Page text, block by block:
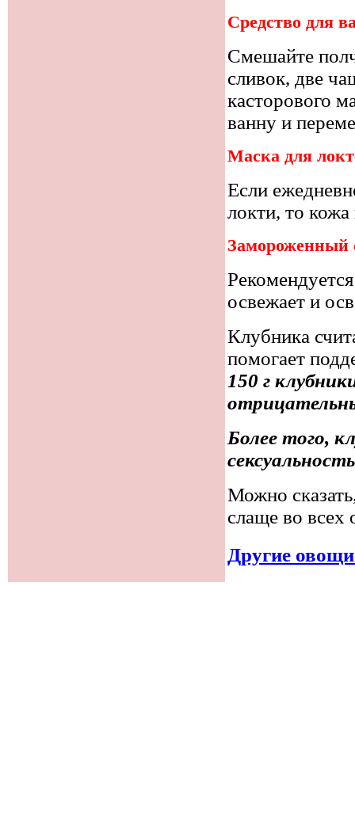
Средство для
Смешайте
сливок, две
касторового
ванну и
Маска для
Если
локти, то
Замороженный
освежает и
Клубника
помогает
150 г
Более того,
Можно
слаще во
Другие